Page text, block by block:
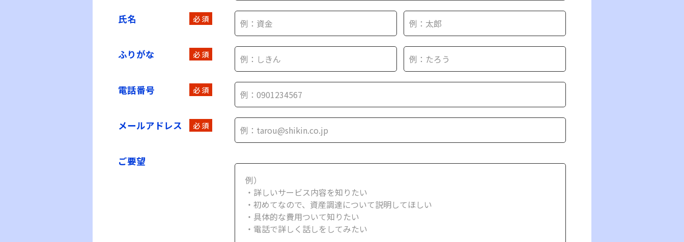
氏名 必 須
ふりがな 必 須
電話番号 必 須
メールアドレス 必 須
ご要望